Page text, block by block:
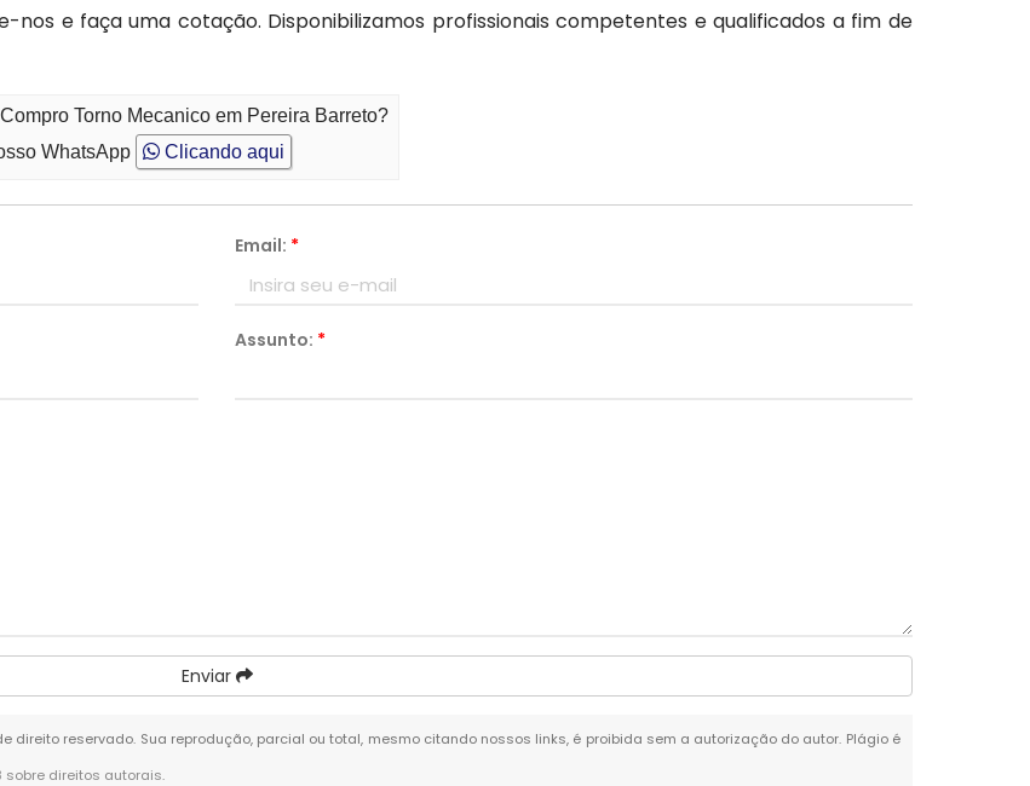
e faça uma cotação. Disponibilizamos profissionais competentes e qualificados a fim de
Torno Mecanico em Pereira Barreto?
WhatsApp Clicando aqui
Email: *
Assunto: *
Enviar
direito reservado. Sua reprodução, parcial ou total, mesmo citando nossos links, é proibida sem a autorização do autor. Plágio é
sobre direitos autorais.